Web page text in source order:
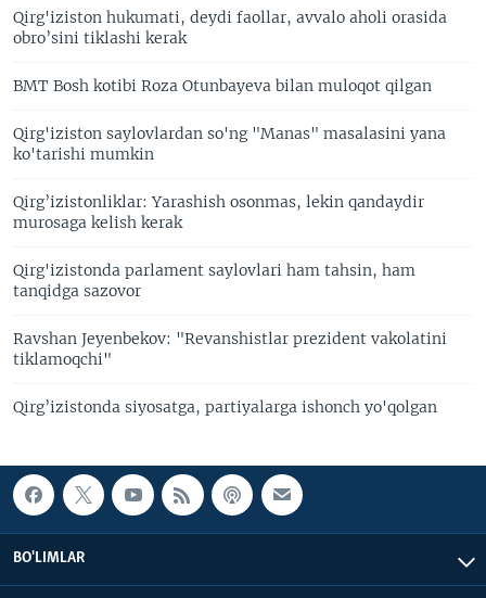
Qirg'iziston hukumati, deydi faollar, avvalo aholi orasida
obro’sini tiklashi kerak
BMT Bosh kotibi Roza Otunbayeva bilan muloqot qilgan
Qirg'iziston saylovlardan so'ng "Manas" masalasini yana
ko'tarishi mumkin
Qirg’izistonliklar: Yarashish osonmas, lekin qandaydir
murosaga kelish kerak
Qirg'izistonda parlament saylovlari ham tahsin, ham
tanqidga sazovor
Ravshan Jeyenbekov: "Revanshistlar prezident vakolatini
tiklamoqchi"
Qirg’izistonda siyosatga, partiyalarga ishonch yo'qolgan
BO'LIMLAR